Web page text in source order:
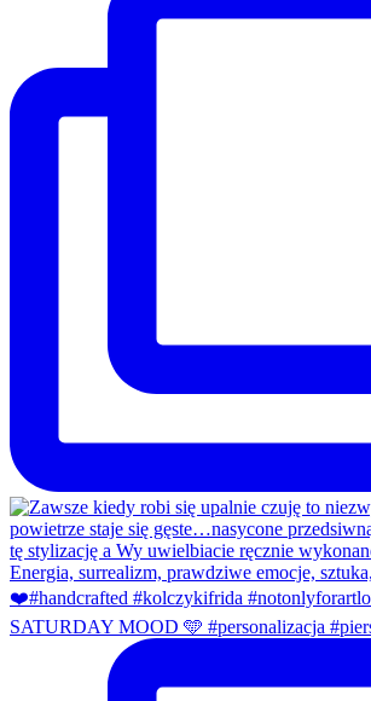
SATURDAY MOOD 🩵 #personalizacja